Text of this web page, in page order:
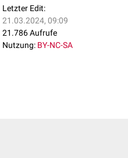
Letzter Edit:
21.03.2024, 09:09
21.786 Aufrufe
Nutzung: BY-NC-SA